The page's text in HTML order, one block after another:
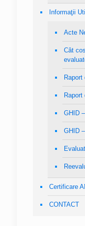
Informaţii
Acte
Cât
Raport
Raport
GHID
GHID
Certificare
CONTACT